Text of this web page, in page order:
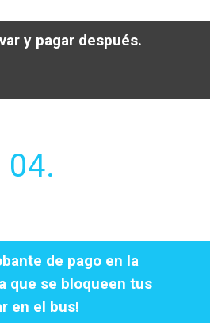
y pagar después.
04.
de pago en la
que se bloqueen tus
en el bus!